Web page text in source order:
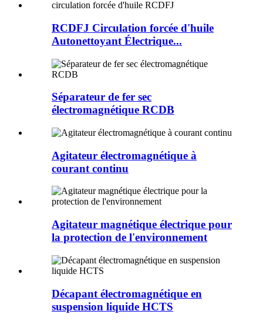
RCDFJ Circulation forcée d'huile
Autonettoyant Électrique...
Séparateur de fer sec
électromagnétique RCDB
Agitateur électromagnétique à
courant continu
Agitateur magnétique électrique pour
la protection de l'environnement
Décapant électromagnétique en
suspension liquide HCTS